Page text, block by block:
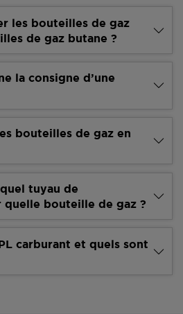
les bouteilles de gaz
de gaz butane ?
la consigne d’une
bouteilles de gaz en
tuyau de
quelle bouteille de gaz ?
carburant et quels sont